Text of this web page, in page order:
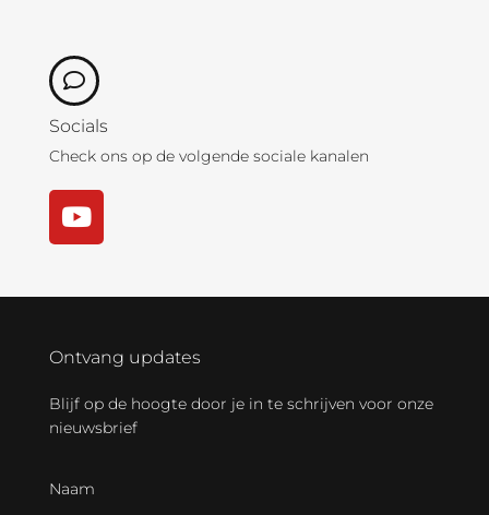
Socials
Check ons op de volgende sociale kanalen
Ontvang updates
Blijf op de hoogte door je in te schrijven voor onze
nieuwsbrief
Naam